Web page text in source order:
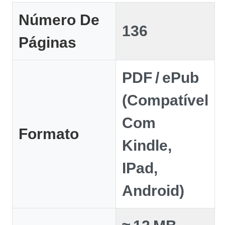
Número De
Páginas
136
Formato
PDF / EPub
(compatível
Com
Kindle,
IPad,
Android)